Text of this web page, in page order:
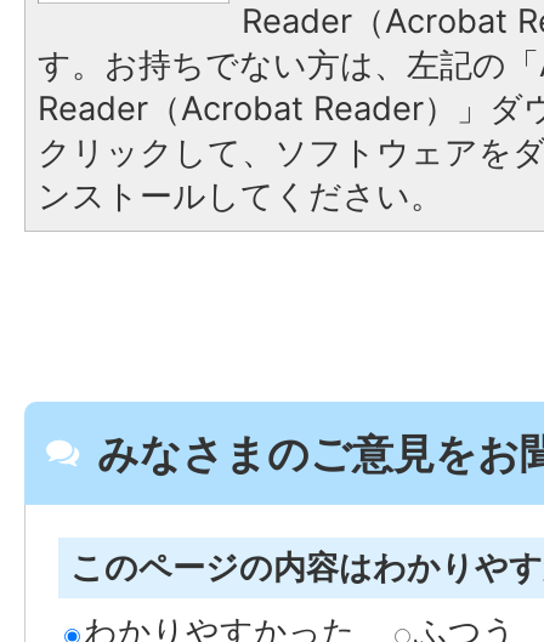
Reader（Acrobat
す。お持ちでない方は、左記の
Reader（Acrobat Reader）」ダ
クリックして、ソフトウェアを
ンストールしてください。
みなさまのご意見をお
このページの内容はわかりや
わかりやすかった
ふつう